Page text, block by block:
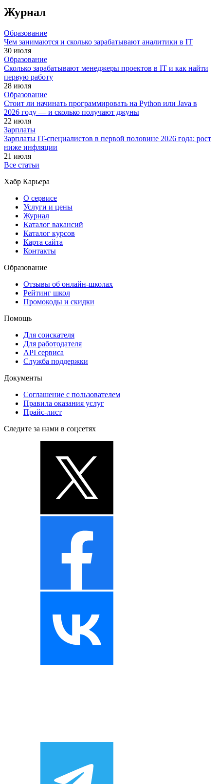
Журнал
Образование
Чем занимаются и сколько зарабатывают аналитики в IT
30 июля
Образование
Сколько зарабатывают менеджеры проектов в IT и как найти
первую работу
28 июля
Образование
Стоит ли начинать программировать на Python или Java в
2026 году — и сколько получают джуны
22 июля
Зарплаты
Зарплаты IT-специалистов в первой половине 2026 года: рост
ниже инфляции
21 июля
Все статьи
Хабр Карьера
О сервисе
Услуги и цены
Журнал
Каталог вакансий
Каталог курсов
Карта сайта
Контакты
Образование
Отзывы об онлайн-школах
Рейтинг школ
Промокоды и скидки
Помощь
Для соискателя
Для работодателя
API сервиса
Служба поддержки
Документы
Соглашение с пользователем
Правила оказания услуг
Прайс-лист
Следите за нами в соцсетях